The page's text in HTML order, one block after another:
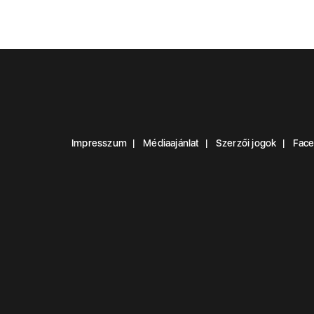
Impresszum Médiaajánlat Szerzői jogok